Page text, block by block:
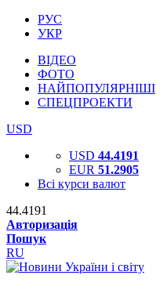
РУС
УКР
ВІДЕО
ФОТО
НАЙПОПУЛЯРНІШІ
СПЕЦПРОЕКТИ
USD
USD 44.4191
EUR 51.2905
Всі курси валют
44.4191
Авторизація
Пошук
RU